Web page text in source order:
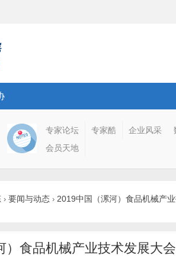
专家论坛 专家酷 企业风采
会员天地
› 要闻与动态 › 2019中国（漯河）食品机械产
）食品机械产业技术发展大